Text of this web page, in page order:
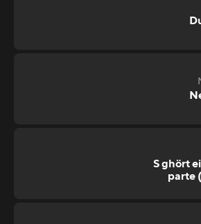
S ghört
parte